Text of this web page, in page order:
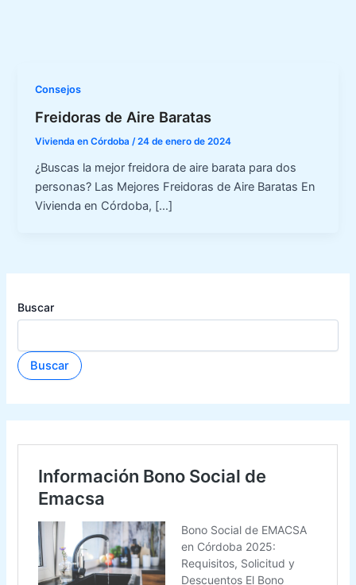
Consejos
Freidoras de Aire Baratas
Vivienda en Córdoba/24 de enero de 2024
¿Buscas la mejor freidora de aire barata para dos
personas? Las Mejores Freidoras de Aire Baratas En
Vivienda en Córdoba, […]
Buscar
Buscar